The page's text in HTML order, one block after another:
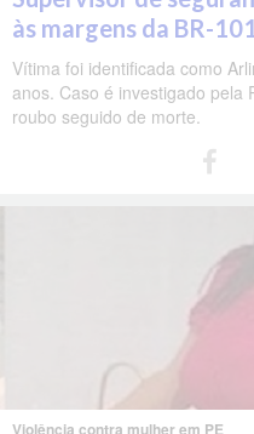
às margens da BR-
Vítima foi identificada como
anos. Caso é investigado pela
roubo seguido de morte.
Violência contra mulher em PE